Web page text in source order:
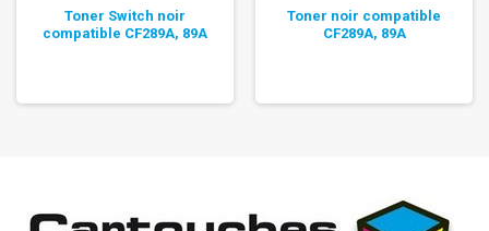
Toner Switch noir
compatible CF289A, 89A
Toner noir compatible
CF289A, 89A